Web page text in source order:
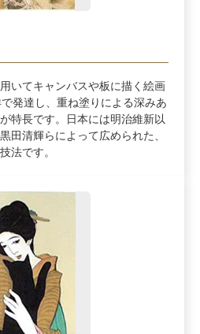
いてキャンバスや板に描く絵画
発達し、重ね塗りによる深みあ
特長です。日本には明治維新以
田清輝らによって広められた、
法です。